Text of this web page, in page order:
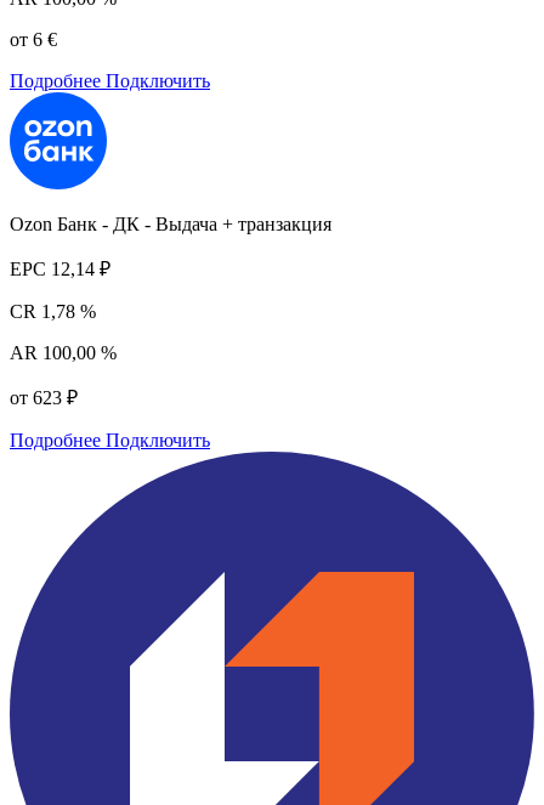
от 6 €
Подробнее Подключить
Ozon Банк - ДК - Выдача + транзакция
EPC 12,14 ₽
CR 1,78 %
AR 100,00 %
от 623 ₽
Подробнее Подключить